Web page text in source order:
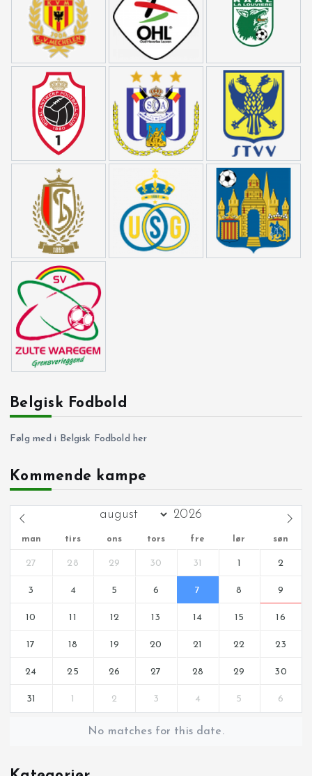
Belgisk Fodbold
Følg med i Belgisk Fodbold her
Kommende kampe
man tirs ons tors fre lør søn
27 28 29 30 31 1 2
3 4 5 6 7 8 9
10 11 12 13 14 15 16
17 18 19 20 21 22 23
24 25 26 27 28 29 30
31 1 2 3 4 5 6
No matches for this date.